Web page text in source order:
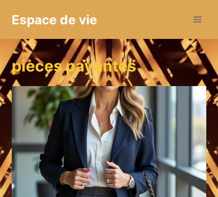
Espace de vie
pièces payantes